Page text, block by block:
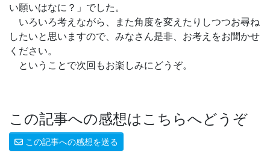
い願いはなに？」でした。
いろいろ考えながら、また角度を変えたりしつつお尋ね
したいと思いますので、みなさん是非、お考えをお聞かせ
ください。
ということで次回もお楽しみにどうぞ。
この記事への感想はこちらへどうぞ
この記事への感想を送る